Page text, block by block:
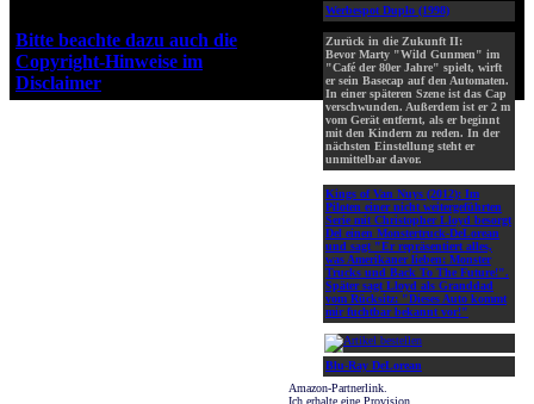
Werbespot Duplo (1998)
Zurück in die Zukunft II:
Bevor Marty "Wild Gunmen" im
"Café der 80er Jahre" spielt, wirft
er sein Basecap auf den Automaten.
In einer späteren Szene ist das Cap
verschwunden. Außerdem ist er 2 m
vom Gerät entfernt, als er beginnt
mit den Kindern zu reden. In der
nächsten Einstellung steht er
unmittelbar davor.
Kings of Van Nuys (2012): Im
Piloten einer nicht weitergeführten
Serie mit Christopher Lloyd besorgt
Del einen Monstertruck-DeLorean
und sagt "Er repräsentiert alles,
was Amerikaner lieben: Monster
Trucks und Back To The Future!".
Später sagt Lloyd als Granddad
vom Rücksitz: "Dieses Auto kommt
mir fuchtbar bekannt vor!"
Blu-Ray DeLorean
Amazon-Partnerlink.
Ich erhalte eine Provision
Bitte beachte dazu auch die
Copyright-Hinweise im
Disclaimer